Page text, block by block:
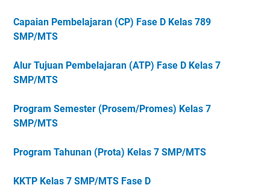
Capaian Pembelajaran (CP) Fase D Kelas 789
SMP/MTS
Alur Tujuan Pembelajaran (ATP) Fase D Kelas 7
SMP/MTS
Program Semester (Prosem/Promes) Kelas 7
SMP/MTS
Program Tahunan (Prota) Kelas 7 SMP/MTS
KKTP Kelas 7 SMP/MTS Fase D